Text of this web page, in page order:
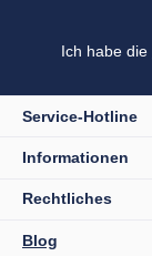
Ich habe die
Service-Hotline
Informationen
Rechtliches
Blog